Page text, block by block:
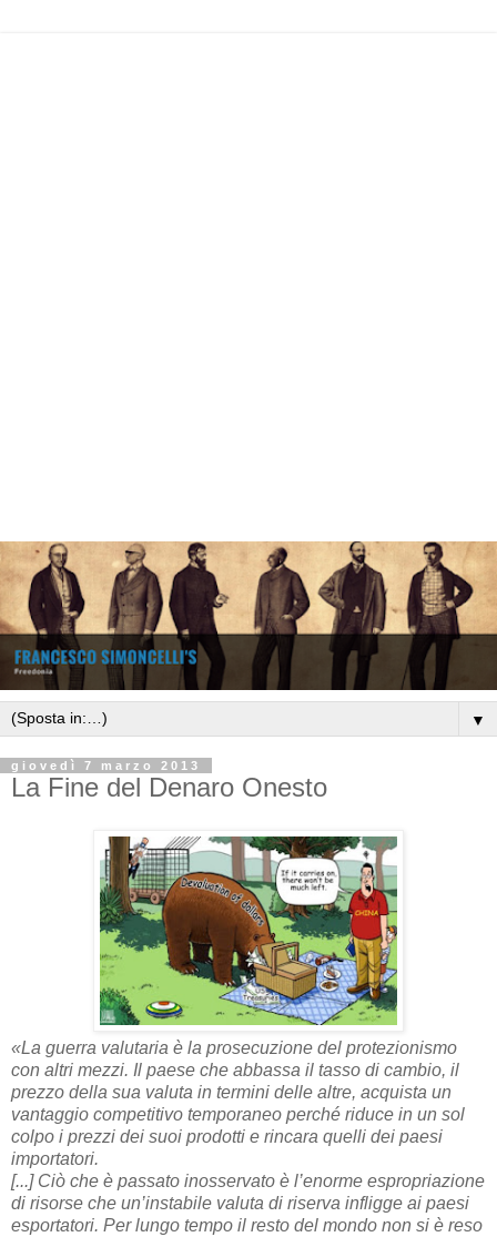
▼
giovedì 7 marzo 2013
La Fine del Denaro Onesto
«La guerra valutaria è la prosecuzione del protezionismo
con altri mezzi. Il paese che abbassa il tasso di cambio, il
prezzo della sua valuta in termini delle altre, acquista un
vantaggio competitivo temporaneo perché riduce in un sol
colpo i prezzi dei suoi prodotti e rincara quelli dei paesi
importatori.
[...] Ciò che è passato inosservato è l’enorme espropriazione
di risorse che un’instabile valuta di riserva infligge ai paesi
esportatori. Per lungo tempo il resto del mondo non si è reso